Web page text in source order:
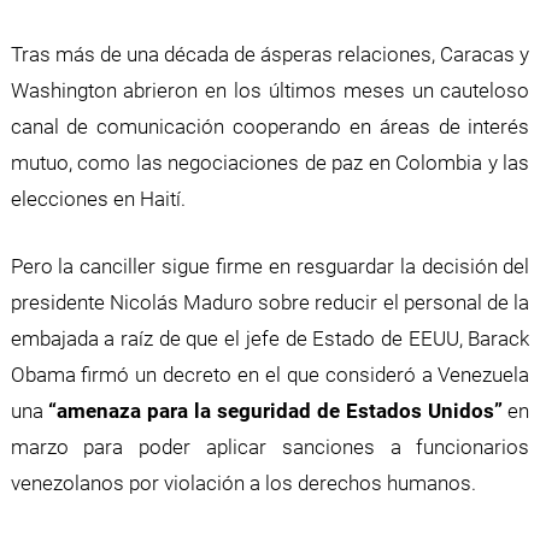
Tras más de una década de ásperas relaciones, Caracas y
Washington abrieron en los últimos meses un cauteloso
canal de comunicación cooperando en áreas de interés
mutuo, como las negociaciones de paz en Colombia y las
elecciones en Haití.
Pero la canciller sigue firme en resguardar la decisión del
presidente Nicolás Maduro sobre reducir el personal de la
embajada a raíz de que el jefe de Estado de EEUU, Barack
Obama firmó un decreto en el que consideró a Venezuela
una “amenaza para la seguridad de Estados Unidos”en
marzo para poder aplicar sanciones a funcionarios
venezolanos por violación a los derechos humanos.